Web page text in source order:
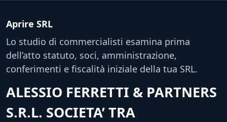
Aprire SRL
Lo studio di commercialisti esamina prima
dell’atto statuto, soci, amministrazione,
conferimenti e fiscalità iniziale della tua SRL.
ALESSIO FERRETTI & PARTNERS
S.R.L. SOCIETA’ TRA